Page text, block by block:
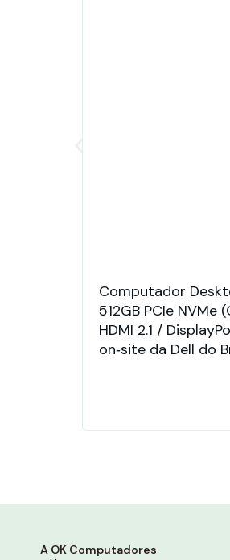
Computador
512GB PCIe
HDMI 2.1 /
on‑site da Dell do
A OK Computadores